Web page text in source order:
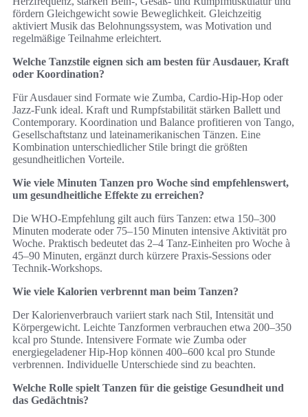
fördern Gleichgewicht sowie Beweglichkeit. Gleichzeitig
aktiviert Musik das Belohnungssystem, was Motivation und
regelmäßige Teilnahme erleichtert.
Welche Tanzstile eignen sich am besten für Ausdauer, Kraft
oder Koordination?
Für Ausdauer sind Formate wie Zumba, Cardio-Hip-Hop oder
Jazz-Funk ideal. Kraft und Rumpfstabilität stärken Ballett und
Contemporary. Koordination und Balance profitieren von Tango,
Gesellschaftstanz und lateinamerikanischen Tänzen. Eine
Kombination unterschiedlicher Stile bringt die größten
gesundheitlichen Vorteile.
Wie viele Minuten Tanzen pro Woche sind empfehlenswert,
um gesundheitliche Effekte zu erreichen?
Die WHO-Empfehlung gilt auch fürs Tanzen: etwa 150–300
Minuten moderate oder 75–150 Minuten intensive Aktivität pro
Woche. Praktisch bedeutet das 2–4 Tanz-Einheiten pro Woche à
45–90 Minuten, ergänzt durch kürzere Praxis-Sessions oder
Technik-Workshops.
Wie viele Kalorien verbrennt man beim Tanzen?
Der Kalorienverbrauch variiert stark nach Stil, Intensität und
Körpergewicht. Leichte Tanzformen verbrauchen etwa 200–350
kcal pro Stunde. Intensivere Formate wie Zumba oder
energiegeladener Hip-Hop können 400–600 kcal pro Stunde
verbrennen. Individuelle Unterschiede sind zu beachten.
Welche Rolle spielt Tanzen für die geistige Gesundheit und
das Gedächtnis?